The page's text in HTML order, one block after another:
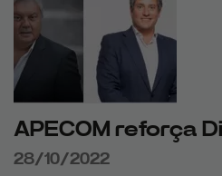
APECOM reforça
28/10/2022